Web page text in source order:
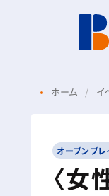
ホーム イ
オープンプレ
〈女